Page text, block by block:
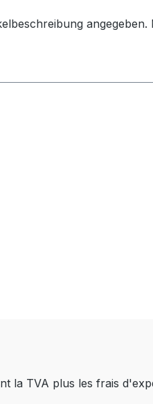
la TVA plus les frais